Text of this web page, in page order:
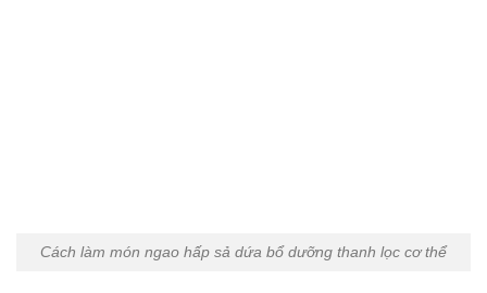
Cách làm món ngao hấp sả dứa bổ dưỡng thanh lọc cơ thể